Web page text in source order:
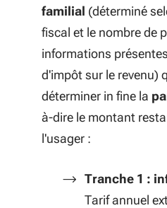
familial (déterminé
fiscal et le nombre de
informations
d'impôt sur le revenu)
déterminer in fine la
à-dire le montant
l'usager :
Tranche 1 :
Tarif annuel